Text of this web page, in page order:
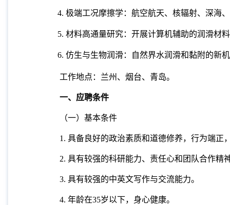
4. 极端工况摩擦学：航空航天、核辐射、深海
5. 材料高通量研究：开展计算机辅助的润滑材
6. 仿生与生物润滑：自然界水润滑和黏附的新
工作地点：兰州、烟台、青岛。
一、应聘条件
（一）基本条件
1. 具备良好的政治素质和道德修养，行为端正
2. 具有较强的科研能力、责任心和团队合作精
3. 具有较强的中英文写作与交流能力。
4. 年龄在35岁以下，身心健康。